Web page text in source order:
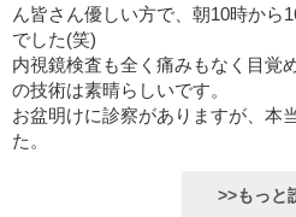
ん皆さん優しい方で、朝10時から
でした(笑)
内視鏡検査も全く痛みもなく目覚
の技術は素晴らしいです。
お盆明けに診察がありますが、本
た。
>>もっと